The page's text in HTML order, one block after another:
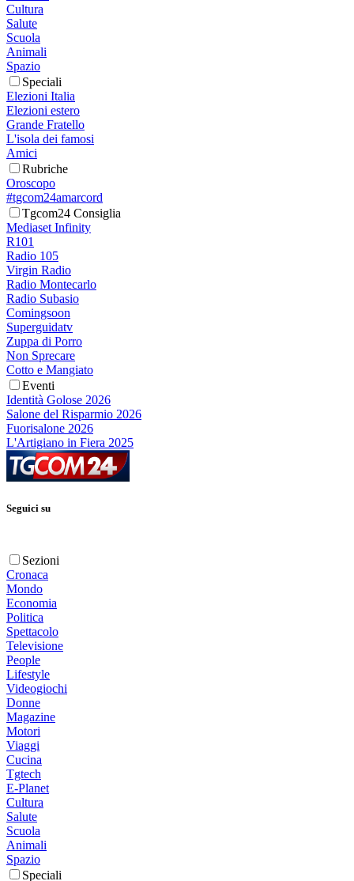
Cultura
Salute
Scuola
Animali
Spazio
Speciali
Elezioni Italia
Elezioni estero
Grande Fratello
L'isola dei famosi
Amici
Rubriche
Oroscopo
#tgcom24amarcord
Tgcom24 Consiglia
Mediaset Infinity
R101
Radio 105
Virgin Radio
Radio Montecarlo
Radio Subasio
Comingsoon
Superguidatv
Zuppa di Porro
Non Sprecare
Cotto e Mangiato
Eventi
Identità Golose 2026
Salone del Risparmio 2026
Fuorisalone 2026
L'Artigiano in Fiera 2025
Seguici su
Sezioni
Cronaca
Mondo
Economia
Politica
Spettacolo
Televisione
People
Lifestyle
Videogiochi
Donne
Magazine
Motori
Viaggi
Cucina
Tgtech
E-Planet
Cultura
Salute
Scuola
Animali
Spazio
Speciali